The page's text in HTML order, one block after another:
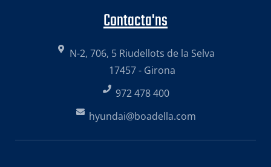
Contacta'ns
N-2, 706, 5 Riudellots de la Selva
17457 - Girona
972 478 400
hyundai@boadella.com